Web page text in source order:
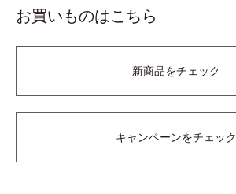
お買いものはこちら
新商品をチェック
キャンペーンをチェック